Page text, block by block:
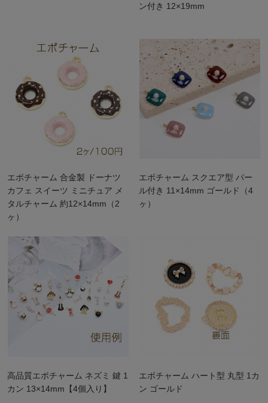
ン付き 12×19mm
エポチャーム 合金製 ドーナツ
カフェ スイーツ ミニチュア メ
タルチャーム 約12×14mm（2
ヶ）
エボチャーム スクエア型 パー
ル付き 11×14mm ゴールド（4
ヶ）
高品質エポチャーム ネズミ 鍵 1
カン 13×14mm【4個入り】
エボチャーム ハート型 丸型 1カ
ン ゴールド